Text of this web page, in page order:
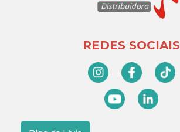
REDES SOCIAIS